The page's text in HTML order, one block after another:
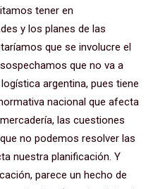
tener en
y los planes de las
que se involucre el
que no va a
argentina, pues tiene
nacional que afecta
las cuestiones
no podemos resolver las
nuestra planificación. Y
parece un hecho de